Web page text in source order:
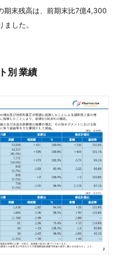
期末残高は、前期末比7億4,300
した。
別 業績